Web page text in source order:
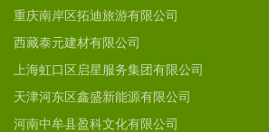
重庆南岸区拓迪旅游有限公司
西藏泰元建材有限公司
上海虹口区启星服务集团有限公司
天津河东区鑫盛新能源有限公司
河南中牟县盈科文化有限公司